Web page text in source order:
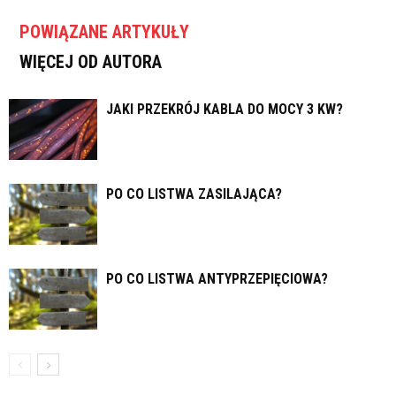
POWIĄZANE ARTYKUŁY
WIĘCEJ OD AUTORA
JAKI PRZEKRÓJ KABLA DO MOCY 3 KW?
PO CO LISTWA ZASILAJĄCA?
PO CO LISTWA ANTYPRZEPIĘCIOWA?